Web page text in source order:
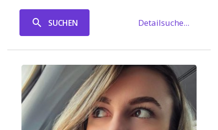
SUCHEN Detailsuche...